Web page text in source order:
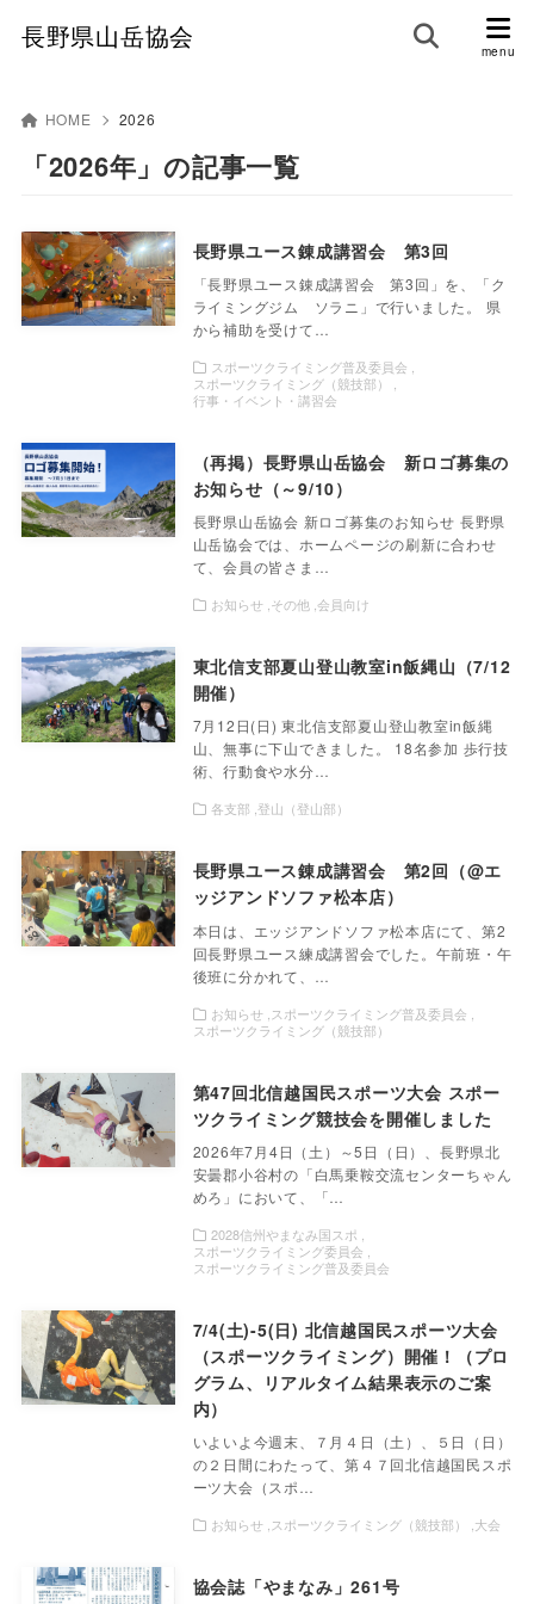
長野県山岳協会
HOME 2026
「2026年」の記事一覧
長野県ユース錬成講習会 第3回
「長野県ユース錬成講習会 第3回」を、「ク
ライミングジム ソラニ」で行いました。 県
から補助を受けて…
スポーツクライミング普及委員会
スポーツクライミング（競技部）
行事・イベント・講習会
（再掲）長野県山岳協会 新ロゴ募集の
お知らせ（～9/10）
長野県山岳協会 新ロゴ募集のお知らせ 長野県
山岳協会では、ホームページの刷新に合わせ
て、会員の皆さま…
お知らせ その他 会員向け
東北信支部夏山登山教室in飯縄山（7/12
開催）
7月12日(日) 東北信支部夏山登山教室in飯縄
山、無事に下山できました。 18名参加 歩行技
術、行動食や水分…
各支部 登山（登山部）
長野県ユース錬成講習会 第2回（@エ
ッジアンドソファ松本店）
本日は、エッジアンドソファ松本店にて、第2
回長野県ユース練成講習会でした。午前班・午
後班に分かれて、…
お知らせ スポーツクライミング普及委員会
スポーツクライミング（競技部）
第47回北信越国民スポーツ大会 スポー
ツクライミング競技会を開催しました
2026年7月4日（土）～5日（日）、長野県北
安曇郡小谷村の「白馬乗鞍交流センターちゃん
めろ」において、「…
2028信州やまなみ国スポ
スポーツクライミング委員会
スポーツクライミング普及委員会
7/4(土)-5(日) 北信越国民スポーツ大会
（スポーツクライミング）開催！（プロ
グラム、リアルタイム結果表示のご案
内）
いよいよ今週末、７月４日（土）、５日（日）
の２日間にわたって、第４７回北信越国民スポ
ーツ大会（スポ…
お知らせ スポーツクライミング（競技部） 大会
協会誌「やまなみ」261号